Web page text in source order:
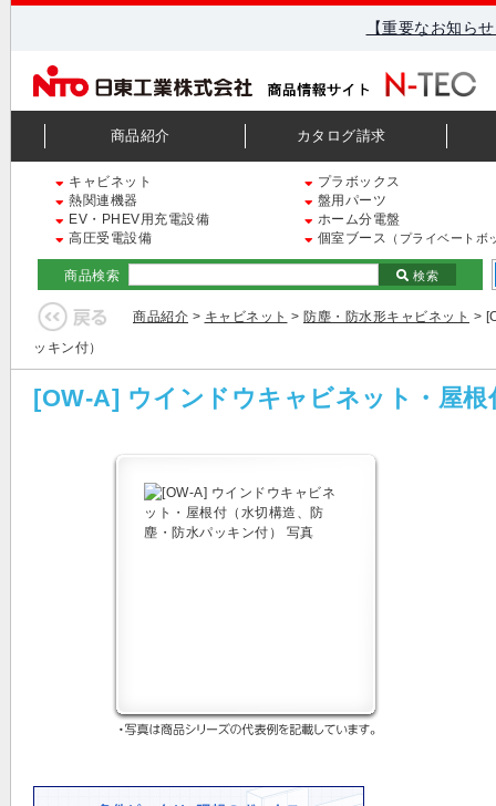
【重要なお知ら
商品紹介 カタログ請求
キャビネット
プラボックス
熱関連機器
盤用パーツ
EV・PHEV用充電設備
ホーム分電盤
高圧受電設備
個室ブース （プライベートボ
商品検索 検索
商品紹介 > キャビネット > 防塵・防水形キャビネット >
ッキン付）
[OW-A] ウインドウキャビネット・屋